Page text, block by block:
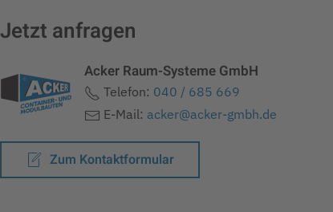
Jetzt anfragen
Acker Raum-Systeme GmbH
Telefon: 040 / 685 669
E-Mail: acker@acker-gmbh.de
Zum Kontaktformular